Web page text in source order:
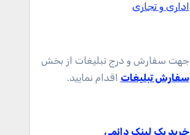
اداری و تجاری
جهت سفارش و درج تبلیغات از بخش
سفارش تبلیغات اقدام نمایید.
خرید بک لینک دائمی